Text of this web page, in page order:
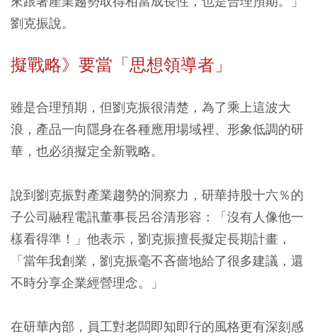
劉克振說。
擬戰略》要當「思想領導者」
雖是合理預期，但劉克振很清楚，為了乘上這波大
浪，產品一向隱身在各種應用場域裡、形象低調的研
華，也必須擬定全新戰略。
說到劉克振對產業趨勢的洞察力，研華持股十六％的
子公司融程電訊董事長呂谷清形容：「沒有人像他一
樣看得準！」他表示，劉克振擅長擬定長期計畫，
「當年我創業，劉克振毫不吝嗇地給了很多建議，還
不時分享企業經營理念。」
在研華內部，員工對老闆即知即行的風格更有深刻感